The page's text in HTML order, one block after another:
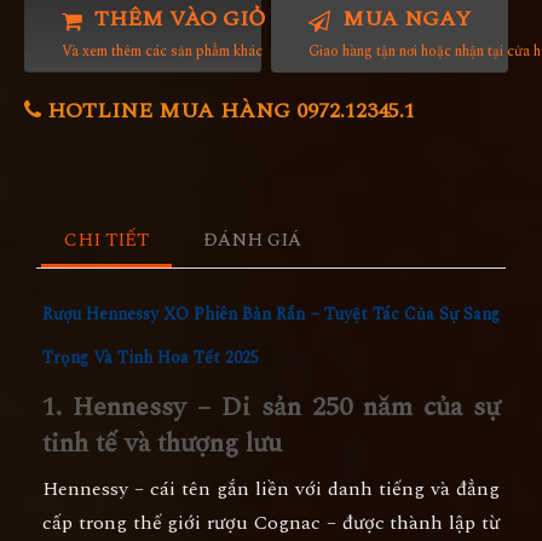
THÊM VÀO GIỎ HÀNG
Và xem thêm các sản phẩm khác
MUA NGAY
Giao hàng tận nơi hoặc nhận tại cửa
HOTLINE MUA HÀNG 0972.12345.1
CHI TIẾT ĐÁNH GIÁ
Rượu Hennessy XO Phiên Bản Rắn – Tuyệt Tác Của Sự Sang
Trọng Và Tinh Hoa Tết 2025
1. Hennessy – Di sản 250 năm của sự
tinh tế và thượng lưu
Hennessy – cái tên gắn liền với danh tiếng và đẳng
cấp trong thế giới rượu Cognac – được thành lập từ